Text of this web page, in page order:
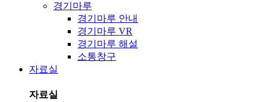
경기마루
경기마루 안내
경기마루 VR
경기마루 해설
소통창구
자료실
자료실